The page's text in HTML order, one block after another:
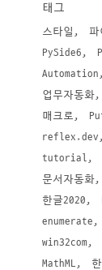
태그
스타일 파
PySide6
Automation
업무자동화
매크로
reflex.dev
tutorial
문서자동화
한글2020
enumerate
win32com
MathML